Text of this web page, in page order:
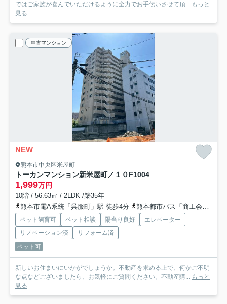
ではご家族が喜んでいただけるように全力でお手伝いさせて頂... もっと
見る
中古マンション
NEW
熊本市中央区米屋町
トーカンマンション新米屋町／１０F1004
1,999万円
10階 / 56.63㎡ / 2LDK /築35年
熊本市電A系統「呉服町」駅 徒歩4分
熊本都市バス「商工会議所前（熊本市）」バス停下車 徒歩2分
ペット飼育可 ペット相談 陽当り良好
エレベーター
リノベーション済
リフォーム済
ペット可
新しいお住まいにいかがでしょうか。不動産を求める上で、何かご不明
な点などございましたら、お気軽にご質問ください。不動産購... もっと
見る